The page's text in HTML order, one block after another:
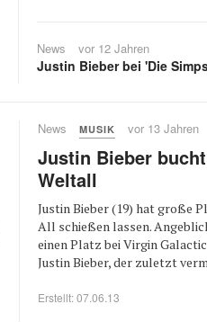
News vor 12 Jahren
Justin Bieber bei 'Die
News MUSIK vor 13 Jahren
Justin Bieber
Weltall
Justin Bieber (19) hat große
All schießen lassen.
einen Platz bei Virgin
Justin Bieber, der zuletzt
Erstellt: 07.06.13